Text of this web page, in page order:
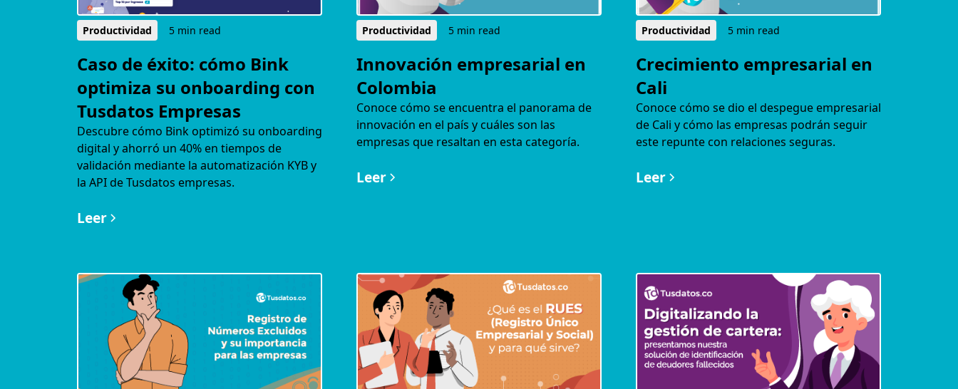
Productividad 5 min read
Caso de éxito: cómo Bink
optimiza su onboarding con
Tusdatos Empresas
Descubre cómo Bink optimizó su onboarding
digital y ahorró un 40% en tiempos de
validación mediante la automatización KYB y
la API de Tusdatos empresas.
Leer
Productividad 5 min read
Innovación empresarial en
Colombia
Conoce cómo se encuentra el panorama de
innovación en el país y cuáles son las
empresas que resaltan en esta categoría.
Leer
Productividad 5 min read
Crecimiento empresarial en
Cali
Conoce cómo se dio el despegue empresarial
de Cali y cómo las empresas podrán seguir
este repunte con relaciones seguras.
Leer